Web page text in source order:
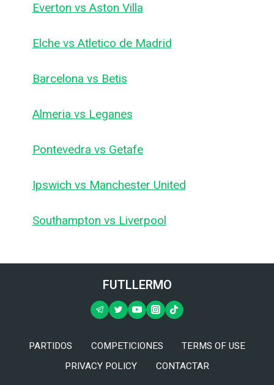
Everton vs Aston Villa
Elche vs Atletico de Madrid
Barcelona vs Betis
Almeria vs Leganes
Pontevedra vs Getafe
Ipswich vs Manchester United
Southampton vs Liverpool
FUTLLERMO
PARTIDOS COMPETICIONES
TERMS OF USE
PRIVACY POLICY
CONTACTAR